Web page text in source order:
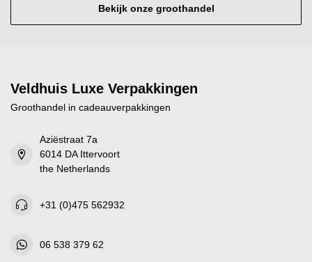
Bekijk onze groothandel
Veldhuis Luxe Verpakkingen
Groothandel in cadeauverpakkingen
Aziëstraat 7a
6014 DA Ittervoort
the Netherlands
+31 (0)475 562932
06 538 379 62